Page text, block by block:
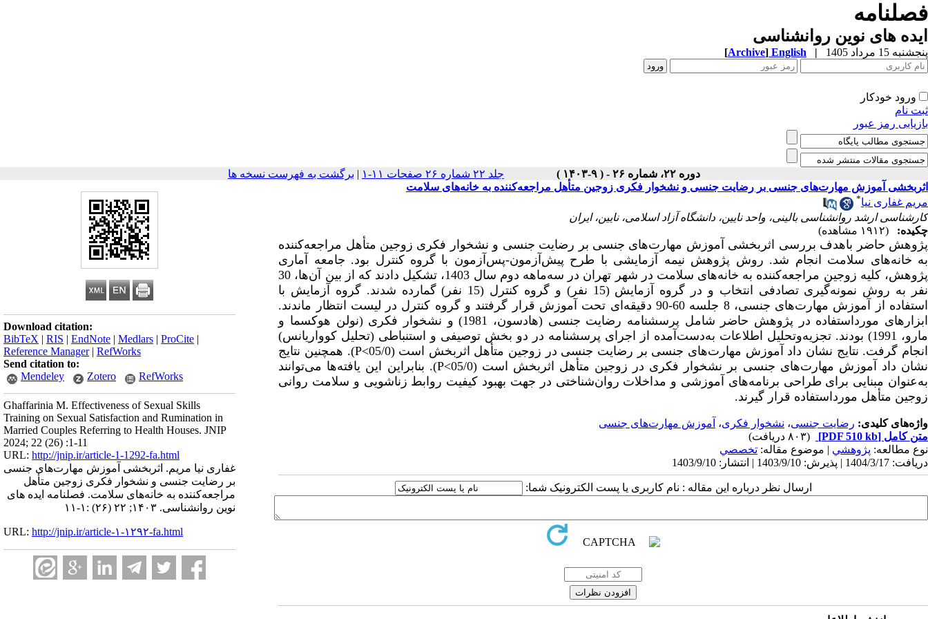
فصلنامه
ایده های نوین روانشناسی
پنجشنبه 15 مرداد 1405 |
English
[Archive]
ورود خودکار
ثبت نام
بازیابی رمز عبور
دوره ۲۲، شماره ۲۶ - ( ۹-۱۴۰۳ ) جلد ۲۲ شماره ۲۶ صفحات ۱۱-۱ | برگشت به فهرست نسخه ها
Download citation:
BibTeX | RIS | EndNote | Medlars | ProCite |
Reference Manager| RefWorks
Send citation to:
Mendeley
Zotero RefWorks
Ghaffarinia M. Effectiveness of Sexual Skills
Training on Sexual Satisfaction and Rumination in
Married Couples Referring to Health Houses. JNIP
2024; 22 (26) :1-11
URL: http://jnip.ir/article-1-1292-fa.html
غفاری نیا مریم. اثربخشی آموزش مهارت‌های جنسی
بر رضایت جنسی و نشخوار فکری زوجین متأهل
مراجعه‌کننده به خانه‌های سلامت. فصلنامه ایده های
نوین روانشناسی. ۱۴۰۳; ۲۲ (۲۶) :۱-۱۱
URL: http://jnip.ir/article-۱-۱۲۹۲-fa.html
اثربخشی آموزش مهارت‌های جنسی بر رضایت جنسی و نشخوار فکری زوجین متأهل مراجعه‌کننده به خانه‌های سلامت
مریم غفاری نیا*
کارشناسی ارشد روانشناسی بالینی، واحد نایین، دانشگاه آزاد اسلامی، نایین، ایران
چکیده:
(۱۹۱۲ مشاهده)
پژوهش حاضر باهدف بررسی اثربخشی آموزش مهارت‌های جنسی بر رضایت جنسی و نشخوار فکری زوجین متأهل مراجعه‌کننده
به خانه‌های سلامت انجام شد. روش پژوهش نیمه آزمایشی با طرح پیش‌آزمون-پس‌آزمون با گروه کنترل بود. جامعه آماری
پژوهش، کلیه زوجین مراجعه‌کننده به خانه‌های سلامت در شهر تهران در سه‌ماهه دوم سال 1403، تشکیل دادند
که از بین آن‌ها، 30
نفر به روش نمونه‌گیری تصادفی انتخاب و در گروه آزمایش (15 نفر) و گروه کنترل (15 نفر) گمارده شدند. گروه آزمایش با
استفاده از آموزش مهارت‌های جنسی، 8 جلسه 60-90 دقیقه‌ای تحت آموزش قرار گرفتند و گروه کنترل در لیست انتظار ماندند.
ابزارهای مورداستفاده در پژوهش حاضر شامل پرسشنامه رضایت جنسی (هادسون، 1981) و نشخوار فکری (نولن هوکسما و
مارو، 1991) بودند. تجزیه‌وتحلیل اطلاعات به‌دست‌آمده از اجرای پرسشنامه در دو بخش توصیفی و استنباطی (تحلیل کوواریانس)
انجام گرفت. نتایج نشان داد آموزش مهارت‌های جنسی بر رضایت جنسی در زوجین متأهل اثربخش است (05/0>
P). همچنین نتایج
نشان داد آموزش مهارت‌های جنسی بر نشخوار فکری در زوجین متأهل اثربخش است (05/0>
P). بنابراین این یافته‌ها می‌توانند
به‌عنوان مبنایی برای طراحی برنامه‌های آموزشی و مداخلات روان‌شناختی در جهت بهبود کیفیت روابط زناشویی و سلامت روانی
زوجین متأهل مورداستفاده قرار گیرند.
واژه‌های کلیدی: رضایت جنسی، نشخوار فکری، آموزش مهارت‌های جنسی
متن کامل [PDF 510 kb]
(۸۰۳ دریافت)
نوع مطالعه: پژوهشي | موضوع مقاله: تخصصي
دریافت: 1404/3/17 | پذیرش: 1403/9/10 | انتشار: 1403/9/10
ارسال نظر درباره این مقاله : نام کاربری یا پست الکترونیک شما: